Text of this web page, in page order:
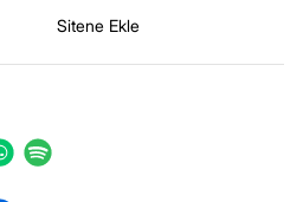
Sitene Ekle